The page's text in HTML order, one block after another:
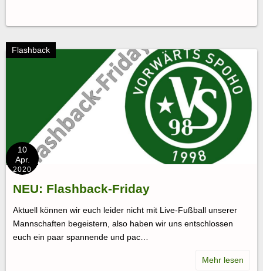
Flashback
10
Apr.
2020
NEU: Flashback-Friday
Aktuell können wir euch leider nicht mit Live-Fußball unserer
Mannschaften begeistern, also haben wir uns entschlossen
euch ein paar spannende und pac…